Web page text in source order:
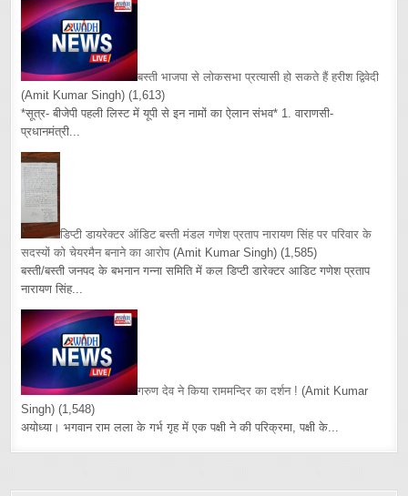
बस्ती भाजपा से लोकसभा प्रत्यासी हो सकते हैं हरीश द्विवेदी
(Amit Kumar Singh) (1,613)
*सूत्र- बीजेपी पहली लिस्ट में यूपी से इन नामों का ऐलान संभव* 1. वाराणसी-
प्रधानमंत्री...
डिप्टी डायरेक्टर ऑडिट बस्ती मंडल गणेश प्रताप नारायण सिंह पर परिवार के
सदस्यों को चेयरमैन बनाने का आरोप (Amit Kumar Singh) (1,585)
बस्ती/बस्ती जनपद के बभनान गन्ना समिति में कल डिप्टी डारेक्टर आडिट गणेश प्रताप
नारायण सिंह...
गरुण देव ने किया राममन्दिर का दर्शन ! (Amit Kumar
Singh) (1,548)
अयोध्या। भगवान राम लला के गर्भ गृह में एक पक्षी ने की परिक्रमा, पक्षी के...